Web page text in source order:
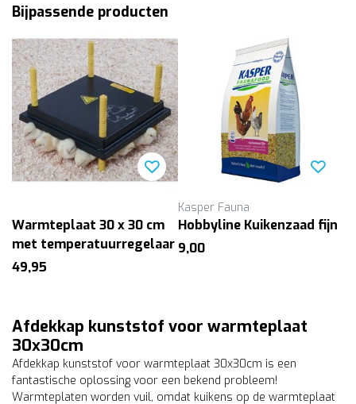
Bijpassende producten
Warmteplaat 30 x 30 cm
met temperatuurregelaar
49,95
Kasper Fauna
Hobbyline Kuikenzaad fijn
9,00
Afdekkap kunststof voor warmteplaat
30x30cm
Afdekkap kunststof voor warmteplaat 30x30cm is een
fantastische oplossing voor een bekend probleem!
Warmteplaten worden vuil, omdat kuikens op de warmteplaat